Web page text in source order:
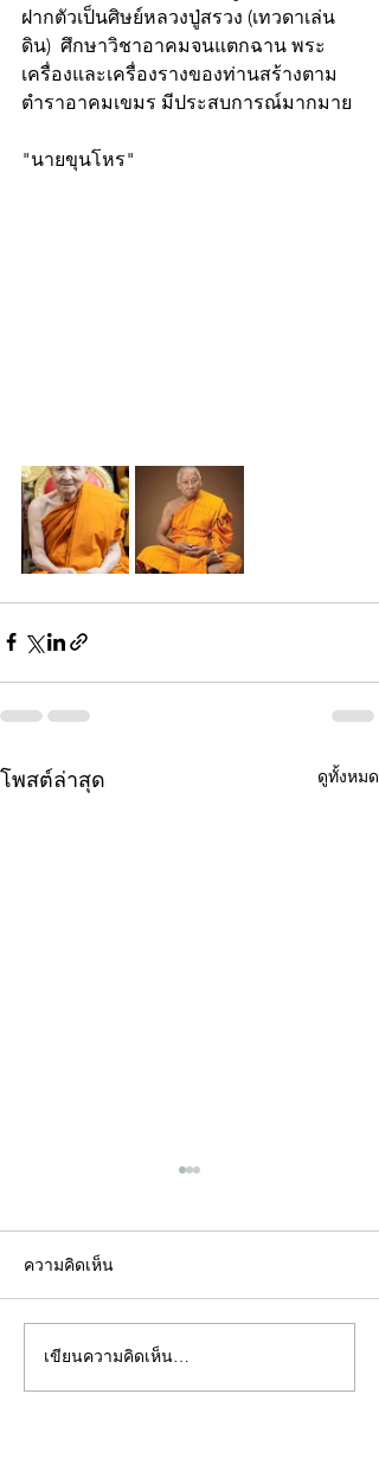
ฝากตัวเป็นศิษย์หลวงปู่สรวง (เทวดาเล่น
ดิน)  ศึกษาวิชาอาคมจนแตกฉาน พระ
เครื่องและเครื่องรางของท่านสร้างตาม
ตำราอาคมเขมร มีประสบการณ์มากมาย
"นายขุนโหร"
โพสต์ล่าสุด ดูทั้งหมด
คอลัมน์"จับชีพจรวงการ
พระ"ประจำพุธที่ 29
ความคิดเห็น
เขียนความคิดเห็น…